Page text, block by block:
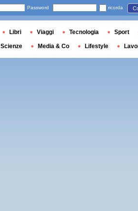
Password ricorda
Libri Viaggi Tecnologia Sport
Scienze Media & Co Lifestyle